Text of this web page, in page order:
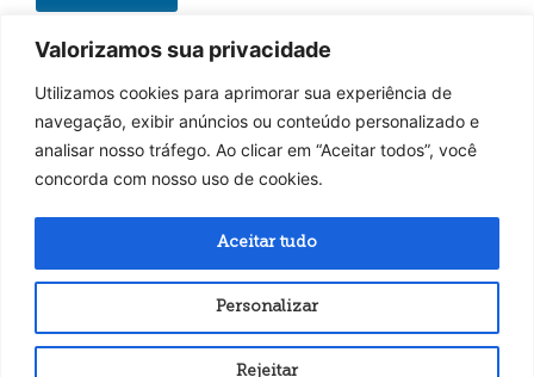
Valorizamos sua privacidade
Utilizamos cookies para aprimorar sua experiência de
navegação, exibir anúncios ou conteúdo personalizado e
analisar nosso tráfego. Ao clicar em “Aceitar todos”, você
concorda com nosso uso de cookies.
Personalizar
Rejeitar
Aceitar tudo
Todos os direitos reservados